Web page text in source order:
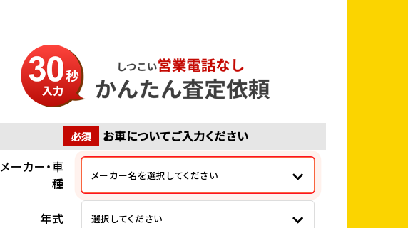
必須
お車についてご入力ください
メーカー・車
種
メーカー名を選択してください
年式 選択してください